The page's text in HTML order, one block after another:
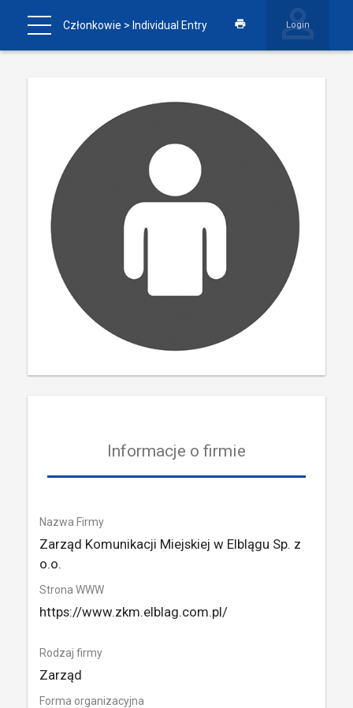
Członkowie > Individual Entry Login
Informacje o firmie
Nazwa Firmy
Zarząd Komunikacji Miejskiej w Elblągu Sp. z
o.o.
Strona WWW
https://www.zkm.elblag.com.pl/
Rodzaj firmy
Zarząd
Forma organizacyjna